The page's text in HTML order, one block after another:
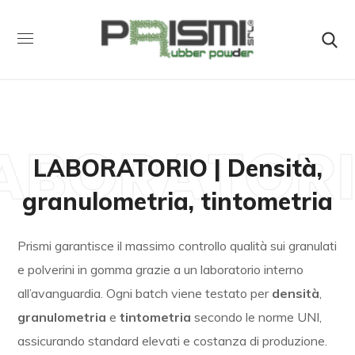
LABORATORIO | Densità,
granulometria, tintometria
Prismi garantisce il massimo controllo qualità sui granulati
e polverini in gomma grazie a un laboratorio interno
all’avanguardia. Ogni batch viene testato per densità,
granulometria etintometria secondo le norme UNI,
assicurando standard elevati e costanza di produzione.